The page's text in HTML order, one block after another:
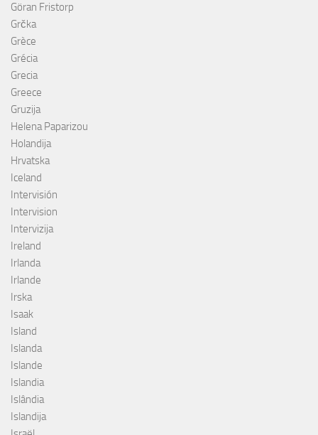
Göran Fristorp
Grčka
Grèce
Grécia
Grecia
Greece
Gruzija
Helena Paparizou
Holandija
Hrvatska
Iceland
Intervisión
Intervision
Intervizija
Ireland
Irlanda
Irlande
Irska
Isaak
Island
Islanda
Islande
Islandia
Islândia
Islandija